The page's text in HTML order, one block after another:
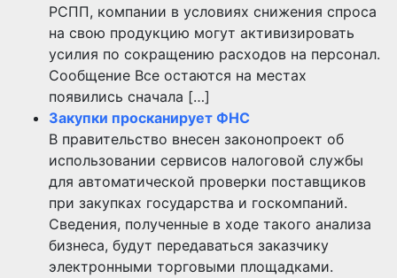
РСПП, компании в условиях снижения спроса
на свою продукцию могут активизировать
усилия по сокращению расходов на персонал.
Сообщение Все остаются на местах
появились сначала […]
Закупки просканирует ФНС
В правительство внесен законопроект об
использовании сервисов налоговой службы
для автоматической проверки поставщиков
при закупках государства и госкомпаний.
Сведения, полученные в ходе такого анализа
бизнеса, будут передаваться заказчику
электронными торговыми площадками.